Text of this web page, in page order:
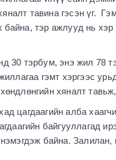
тавина гэсэн үг.
тэр ажлууд нь
30 тэрбум, энэ жил 78
гэмт хэргээс
хяналт
цагдаагийн алба
байгууллагад
байна. Залилан,